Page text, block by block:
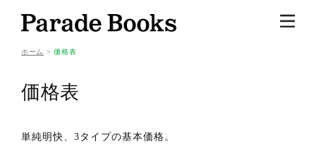
ホーム 価格表
価格表
単純明快、3タイプの基本価格。